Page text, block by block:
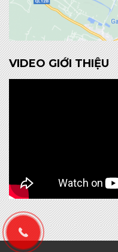
VIDEO GIỚI THIỆU